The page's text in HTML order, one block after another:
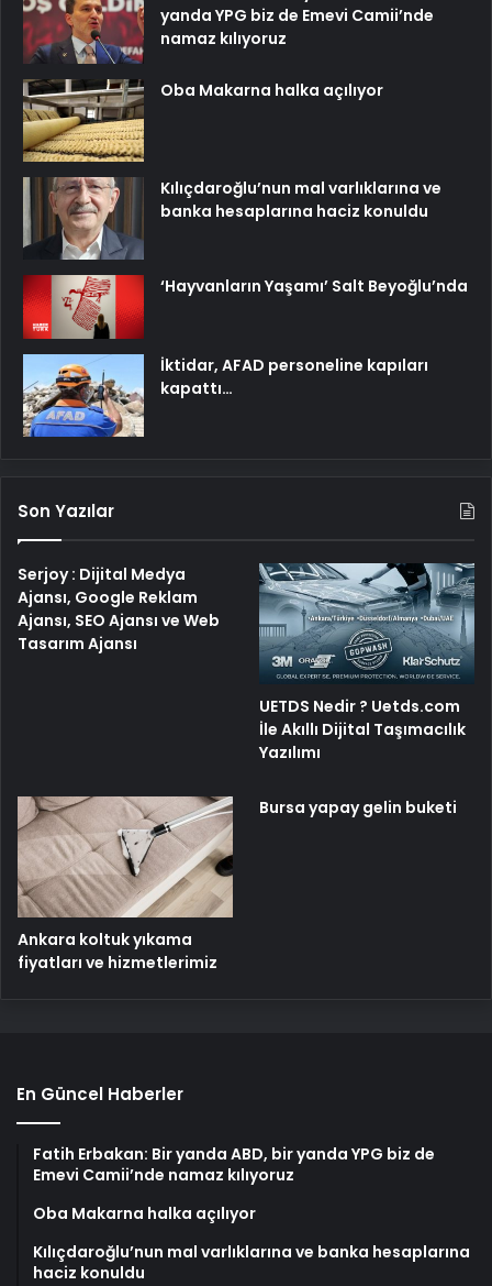
yanda YPG biz de Emevi Camii’nde
namaz kılıyoruz
Oba Makarna halka açılıyor
Kılıçdaroğlu’nun mal varlıklarına ve
banka hesaplarına haciz konuldu
‘Hayvanların Yaşamı’ Salt Beyoğlu’nda
İktidar, AFAD personeline kapıları
kapattı…
Son Yazılar
Serjoy : Dijital Medya
Ajansı, Google Reklam
Ajansı, SEO Ajansı ve Web
Tasarım Ajansı
UETDS Nedir ? Uetds.com
İle Akıllı Dijital Taşımacılık
Yazılımı
Ankara koltuk yıkama
fiyatları ve hizmetlerimiz
Bursa yapay gelin buketi
En Güncel Haberler
Fatih Erbakan: Bir yanda ABD, bir yanda YPG biz de
Emevi Camii’nde namaz kılıyoruz
Oba Makarna halka açılıyor
Kılıçdaroğlu’nun mal varlıklarına ve banka hesaplarına
haciz konuldu